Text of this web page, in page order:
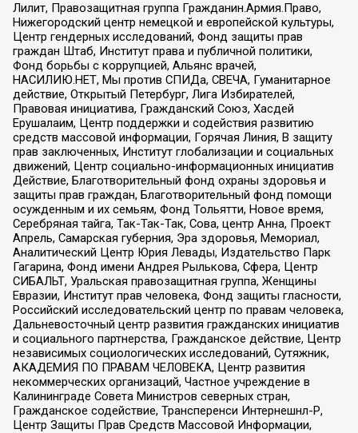
Лилит, Правозащитная группа Гражданин.Армия.Право,
Нижегородский центр немецкой и европейской культуры,
Центр гендерных исследований, Фонд защиты прав
граждан Штаб, Институт права и публичной политики,
Фонд борьбы с коррупцией, Альянс врачей,
НАСИЛИЮ.НЕТ, Мы против СПИДа, СВЕЧА, Гуманитарное
действие, Открытый Петербург, Лига Избирателей,
Правовая инициатива, Гражданский Союз, Хасдей
Ерушалаим, Центр поддержки и содействия развитию
средств массовой информации, Горячая Линия, В защиту
прав заключенных, Институт глобализации и социальных
движений, Центр социально-информационных инициатив
Действие, Благотворительный фонд охраны здоровья и
защиты прав граждан, Благотворительный фонд помощи
осужденным и их семьям, Фонд Тольятти, Новое время,
Серебряная тайга, Так-Так-Так, Сова, центр Анна, Проект
Апрель, Самарская губерния, Эра здоровья, Мемориал,
Аналитический Центр Юрия Левады, Издательство Парк
Гагарина, Фонд имени Андрея Рылькова, Сфера, Центр
СИБАЛЬТ, Уральская правозащитная группа, Женщины
Евразии, Институт прав человека, Фонд защиты гласности,
Российский исследовательский центр по правам человека,
Дальневосточный центр развития гражданских инициатив
и социального партнерства, Гражданское действие, Центр
независимых социологических исследований, Сутяжник,
АКАДЕМИЯ ПО ПРАВАМ ЧЕЛОВЕКА, Центр развития
некоммерческих организаций, Частное учреждение в
Калининграде Совета Министров северных стран,
Гражданское содействие, Трансперенси Интернешнл-Р,
Центр Защиты Прав Средств Массовой Информации,